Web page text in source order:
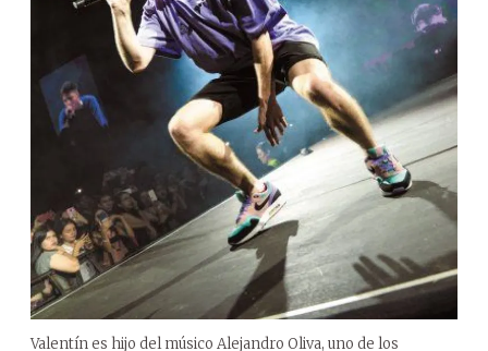
Valentín es hijo del músico Alejandro Oliva, uno de los